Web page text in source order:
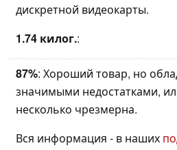
дискретной видеокарты.
1.74 килог.:
87%: Хороший товар, но
значимыми недостатками,
несколько чрезмерна.
Вся информация - в наших